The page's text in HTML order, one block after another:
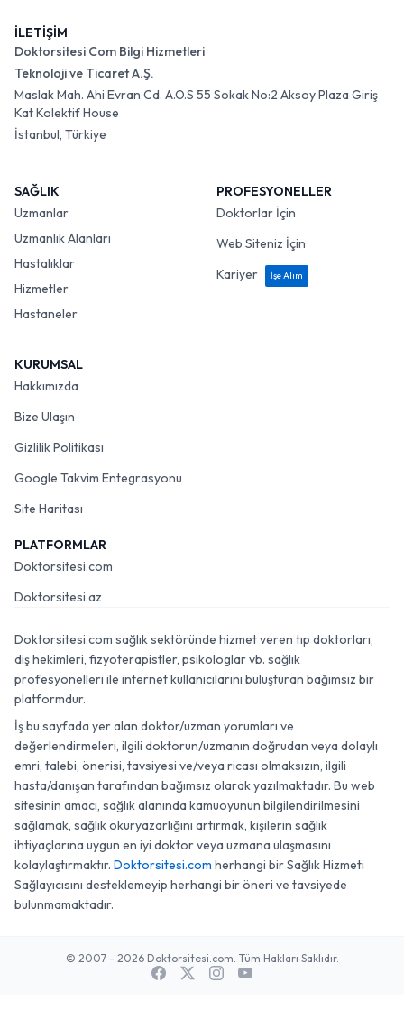
İLETİŞİM
Doktorsitesi Com Bilgi Hizmetleri
Teknoloji ve Ticaret A.Ş.
Maslak Mah. Ahi Evran Cd. A.O.S 55 Sokak No:2 Aksoy Plaza Giriş
Kat Kolektif House
İstanbul, Türkiye
SAĞLIK
Uzmanlar
Uzmanlık Alanları
Hastalıklar
Hizmetler
Hastaneler
PROFESYONELLER
Doktorlar İçin
Web Siteniz İçin
Kariyer
İşe Alım
KURUMSAL
Hakkımızda
Bize Ulaşın
Gizlilik Politikası
Google Takvim Entegrasyonu
Site Haritası
PLATFORMLAR
Doktorsitesi.com
Doktorsitesi.az
Doktorsitesi.com sağlık sektöründe hizmet veren tıp doktorları,
diş hekimleri, fizyoterapistler, psikologlar vb. sağlık
profesyonelleri ile internet kullanıcılarını buluşturan bağımsız bir
platformdur.
İş bu sayfada yer alan doktor/uzman yorumları ve
değerlendirmeleri, ilgili doktorun/uzmanın doğrudan veya dolaylı
emri, talebi, önerisi, tavsiyesi ve/veya ricası olmaksızın, ilgili
hasta/danışan tarafından bağımsız olarak yazılmaktadır. Bu web
sitesinin amacı, sağlık alanında kamuoyunun bilgilendirilmesini
sağlamak, sağlık okuryazarlığını artırmak, kişilerin sağlık
ihtiyaçlarına uygun en iyi doktor veya uzmana ulaşmasını
kolaylaştırmaktır. Doktorsitesi.com herhangi bir Sağlık Hizmeti
Sağlayıcısını desteklemeyip herhangi bir öneri ve tavsiyede
bulunmamaktadır.
© 2007 - 2026 Doktorsitesi.com. Tüm Hakları Saklıdır.